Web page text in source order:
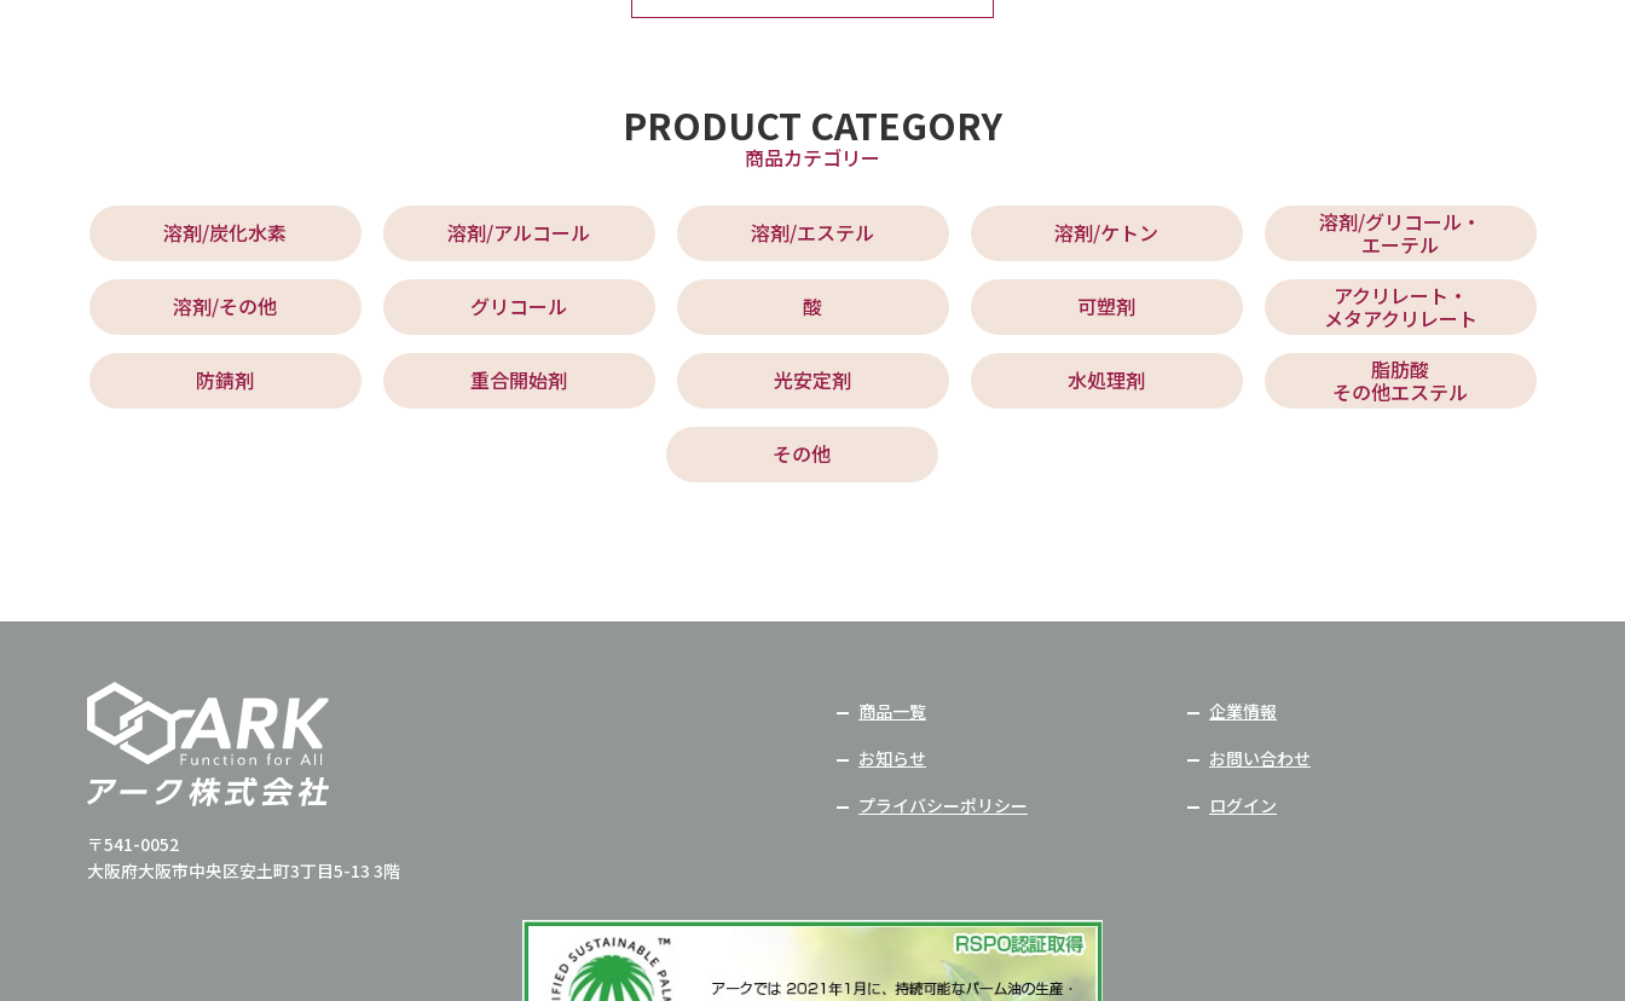
PRODUCT CATEGORY
商品カテゴリー
溶剤/炭化水素 溶剤/アルコール 溶剤/エステル 溶剤/ケトン 溶剤/グリコール・
エーテル
溶剤/その他 グリコール 酸 可塑剤 アクリレート・
メタアクリレート
防錆剤 重合開始剤 光安定剤 水処理剤 脂肪酸
その他エステル
その他
〒541-0052
大阪府大阪市中央区安土町3丁目5-13 3階
商品一覧
企業情報
お知らせ
お問い合わせ
プライバシーポリシー
ログイン